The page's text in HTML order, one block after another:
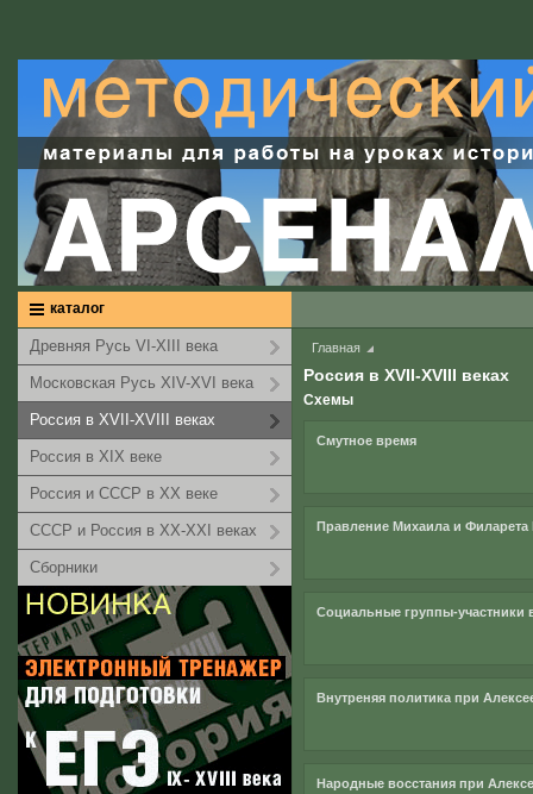
каталог
Древняя Русь VI-XIII века
Московская Русь XIV-XVI века
Россия в XVII-XVIII веках
Россия в XIX веке
Россия и СССР в XX веке
СССР и Россия в XX-XXI веках
Сборники
Главная
Россия в XVII-XVIII веках
Схемы
Смутное время
Правление Михаила и
Социальные группы-участники
Внутреняя политика при
Народные восстания при